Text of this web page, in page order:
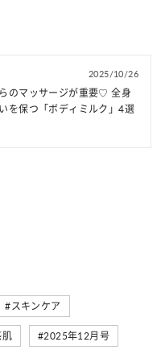
2025/10/26
のマッサージが重要♡ 全身
を保つ「ボディミルク」4選
#スキンケア
#2025年12月号